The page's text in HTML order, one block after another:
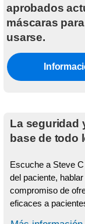
aprobados
máscaras
usarse.
La seguridad
base de todo
Escuche a Steve
del paciente,
compromiso de
eficaces a